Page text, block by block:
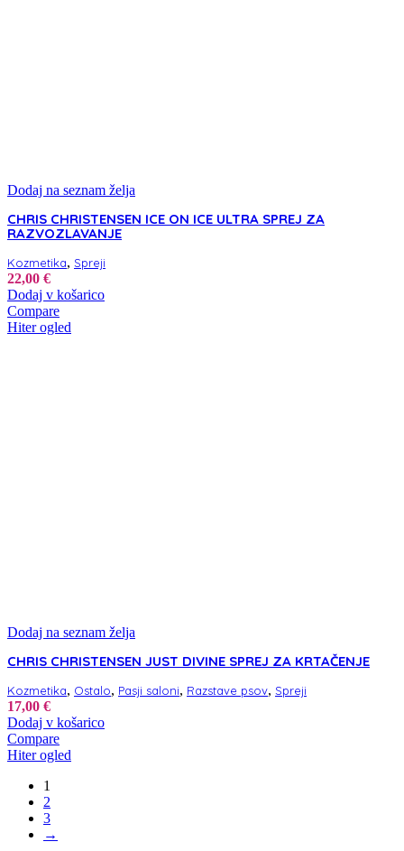
Dodaj na seznam želja
CHRIS CHRISTENSEN ICE ON ICE ULTRA SPREJ ZA
RAZVOZLAVANJE
Kozmetika, Spreji
22,00 €
Dodaj v košarico
Compare
Hiter ogled
Dodaj na seznam želja
CHRIS CHRISTENSEN JUST DIVINE SPREJ ZA KRTAČENJE
Kozmetika, Ostalo, Pasji saloni, Razstave psov, Spreji
17,00 €
Dodaj v košarico
Compare
Hiter ogled
1
2
3
→